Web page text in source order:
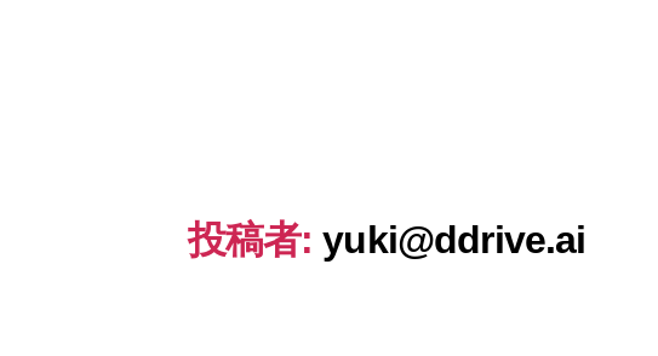
投稿者: yuki@ddrive.ai